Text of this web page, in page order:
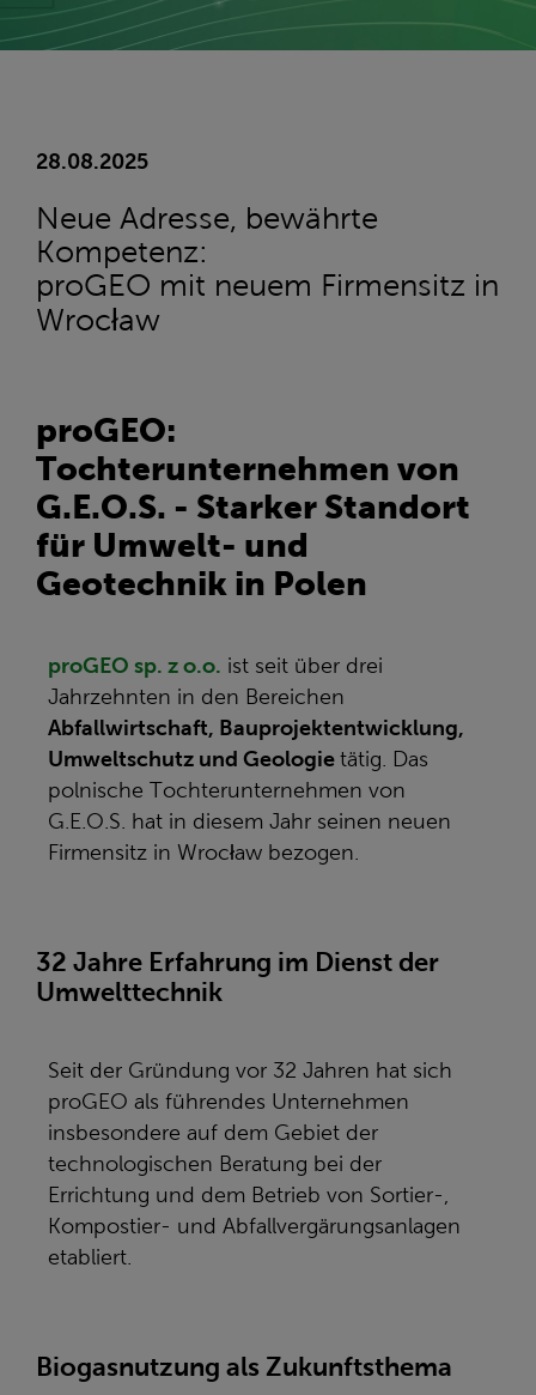
28.08.2025
Neue Adresse, bewährte
Kompetenz:
proGEO mit neuem Firmensitz in
Wrocław
proGEO:
Tochterunternehmen von
G.E.O.S. - Starker Standort
für Umwelt- und
Geotechnik in Polen
proGEO sp. z o.o. ist seit über drei
Jahrzehnten in den Bereichen
Abfallwirtschaft, Bauprojektentwicklung,
Umweltschutz und Geologie tätig. Das
polnische Tochterunternehmen von
G.E.O.S. hat in diesem Jahr seinen neuen
Firmensitz in Wrocław bezogen.
32 Jahre Erfahrung im Dienst der
Umwelttechnik
Seit der Gründung vor 32 Jahren hat sich
proGEO als führendes Unternehmen
insbesondere auf dem Gebiet der
technologischen Beratung bei der
Errichtung und dem Betrieb von Sortier-,
Kompostier- und Abfallvergärungsanlagen
etabliert.
Biogasnutzung als Zukunftsthema